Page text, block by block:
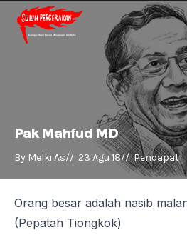
Pak Mahfud MD
By Melki As// 23 Agu 18// Pendapat
Orang besar adalah nasib
(Pepatah Tiongkok)